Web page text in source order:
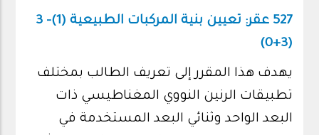
527 عقر: تعيين بنية المركبات الطبيعية (1)- 3
(3+0)
يهدف هذا المقرر إلى تعريف الطالب بمختلف
تطبيقات الرنين النووي المغناطيسي ذات
البعد الواحد وثنائي البعد المستخدمة في